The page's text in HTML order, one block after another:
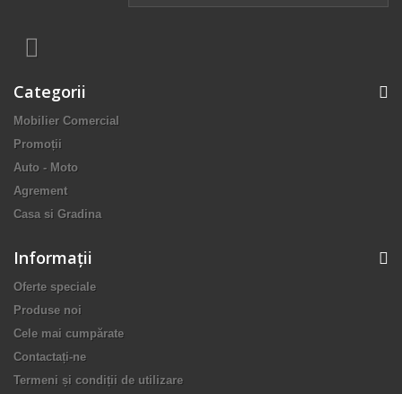
Categorii
Mobilier Comercial
Promoții
Auto - Moto
Agrement
Casa si Gradina
Informaţii
Oferte speciale
Produse noi
Cele mai cumpărate
Contactați-ne
Termeni și condiții de utilizare